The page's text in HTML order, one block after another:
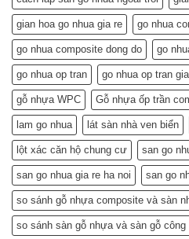
Tuổi
Về
Không
Chỉ
Tiết
Kiệm
Mà
Còn…
An
Tâm
Sống
Khỏe
Về
Hưu:
Đẹp
Nhà,
Khỏe
Túi
Tiền
–
Bí
Quyết
Chọn
và
Lắp
Đặt
(Gợi
ý
từ
chuyên
gian hoa go nhua gia re go nhua
go nhua composite dong do go
go nhua op tran go nhua op tran
gỗ nhựa WPC Gỗ nhựa ốp trần
lam go nhua lát sàn nhà ven biển
lột xác căn hộ chung cư san go
san go nhua gia re ha noi san go
so sánh gỗ nhựa composite và sàn
so sánh sàn gỗ nhựa và sàn gỗ công